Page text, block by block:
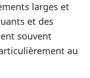
larges et
et des
souvent
au